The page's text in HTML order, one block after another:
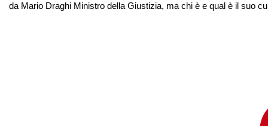
da Mario Draghi Ministro della Giustizia, ma chi è e qual è il suo